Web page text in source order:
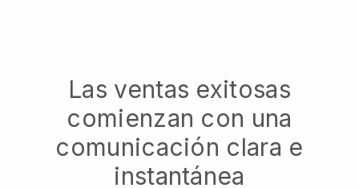
Las ventas exitosas
comienzan con una
comunicación clara e
instantánea